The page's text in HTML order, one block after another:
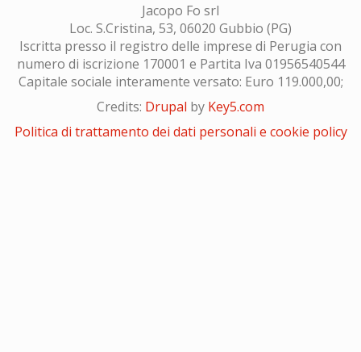
Jacopo Fo srl
Loc. S.Cristina, 53, 06020 Gubbio (PG)
Iscritta presso il registro delle imprese di Perugia con
numero di iscrizione 170001 e Partita Iva 01956540544
Capitale sociale interamente versato: Euro 119.000,00;
Credits: Drupal by Key5.com
Politica di trattamento dei dati personali e cookie policy